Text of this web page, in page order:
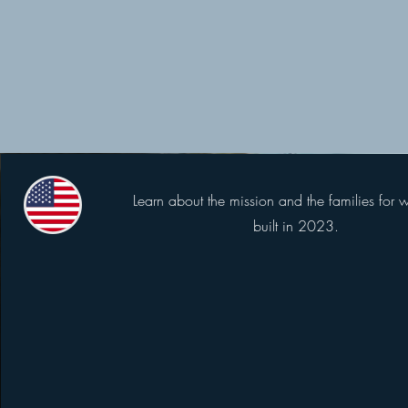
Learn about the mission and the families for
built in 2023.